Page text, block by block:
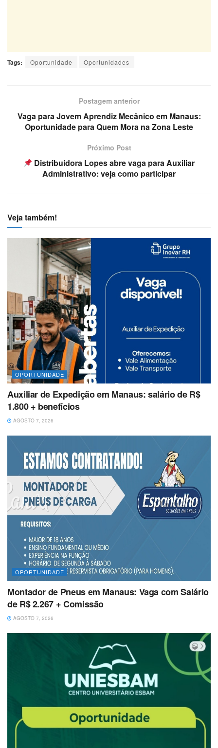
Tags: Oportunidade Oportunidades
Postagem anterior
Vaga para Jovem Aprendiz Mecânico em Manaus:
Oportunidade para Quem Mora na Zona Leste
Próximo Post
Distribuidora Lopes abre vaga para Auxiliar
Administrativo: veja como participar
Veja também!
OPORTUNIDADE
Auxiliar de Expedição em Manaus: salário de R$
1.800 + benefícios
AGOSTO 7, 2026
OPORTUNIDADE
Montador de Pneus em Manaus: Vaga com Salário
de R$ 2.267 + Comissão
AGOSTO 7, 2026